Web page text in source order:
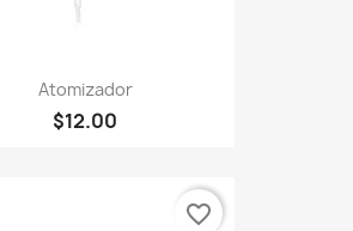
Atomizador
$12.00
favorite_border